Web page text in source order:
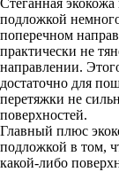
подложкой
поперечном
практически не
направлении.
достаточно для
перетяжки не
поверхностей.
Главный плюс
подложкой в том,
какой-либо